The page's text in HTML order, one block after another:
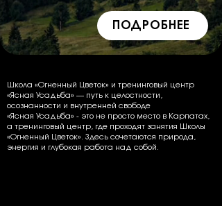
ПОДРОБНЕЕ
Школа «Огненный Цветок» и тренинговый центр
«Ясная Усадьба» — путь к целостности,
осознанности и внутренней свободе
«Ясная Усадьба» - это не просто место в Карпатах,
а тренинговый центр, где проходят занятия Школы
«Огненный Цветок». Здесь сочетаются природа,
энергия и глубокая работа над собой.